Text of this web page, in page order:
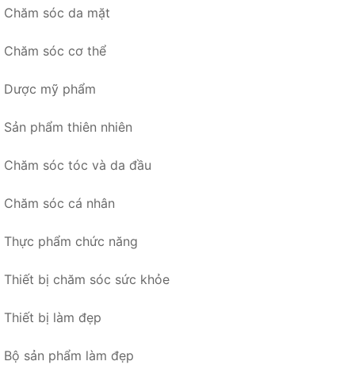
Chăm sóc da mặt
Chăm sóc cơ thể
Dược mỹ phẩm
Sản phẩm thiên nhiên
Chăm sóc tóc và da đầu
Chăm sóc cá nhân
Thực phẩm chức năng
Thiết bị chăm sóc sức khỏe
Thiết bị làm đẹp
Bộ sản phẩm làm đẹp